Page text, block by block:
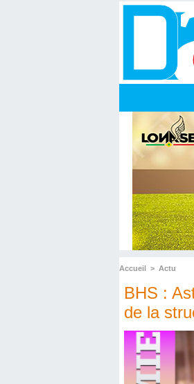
Accueil > Actu
BHS :
de la